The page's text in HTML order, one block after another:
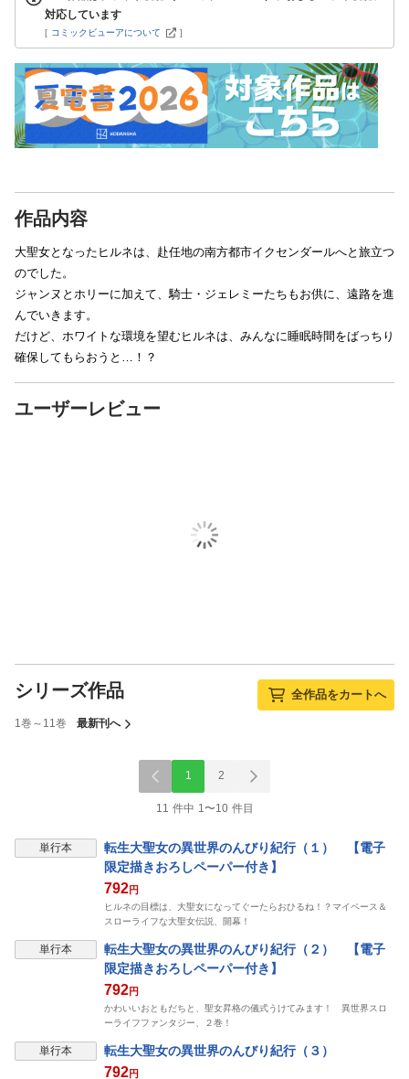
対応しています
[ コミックビューアについて ]
作品内容
大聖女となったヒルネは、赴任地の南方都市イクセンダールへと旅立つ
のでした。
ジャンヌとホリーに加えて、騎士・ジェレミーたちもお供に、遠路を進
んでいきます。
だけど、ホワイトな環境を望むヒルネは、みんなに睡眠時間をばっちり
確保してもらおうと…！？
ユーザーレビュー
シリーズ作品 全作品をカートへ
1巻～11巻 最新刊へ
1 2
11 件中 1〜10 件目
単行本
転生大聖女の異世界のんびり紀行（１） 【電子
限定描きおろしペーパー付き】
792円
ヒルネの目標は、大聖女になってぐーたらおひるね！？マイペース＆
スローライフな大聖女伝説、開幕！
単行本
転生大聖女の異世界のんびり紀行（２） 【電子
限定描きおろしペーパー付き】
792円
かわいいおともだちと、聖女昇格の儀式うけてみます！ 異世界スロ
ーライフファンタジー、２巻！
単行本 転生大聖女の異世界のんびり紀行（３）
792円